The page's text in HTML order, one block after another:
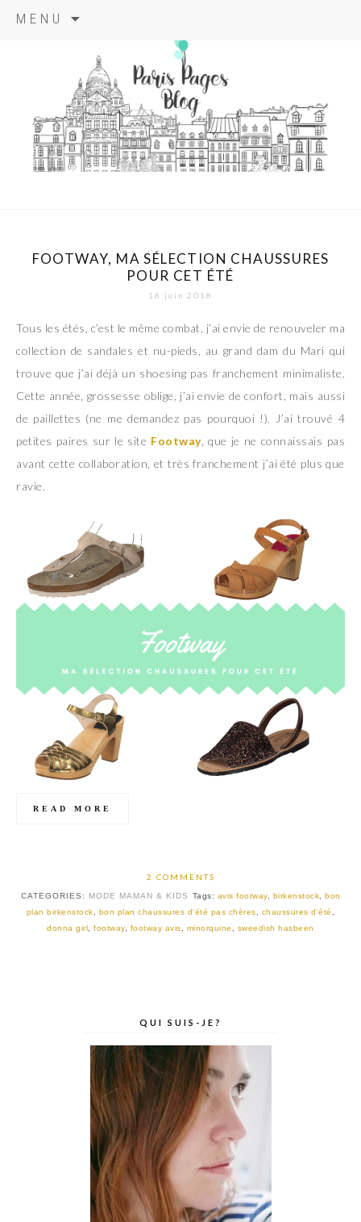
MENU
principal
paris pages
blog
FOOTWAY, MA SÉLECTION CHAUSSURES
POUR CET ÉTÉ
18 juin 2018
Tous les étés, c’est le même combat, j’ai envie de renouveler ma
collection de sandales et nu-pieds, au grand dam du Mari qui
trouve que j’ai déjà un shoesing pas franchement minimaliste.
Cette année, grossesse oblige, j’ai envie de confort, mais aussi
de paillettes (ne me demandez pas pourquoi !). J’ai trouvé 4
petites paires sur le site Footway, que je ne connaissais pas
avant cette collaboration, et très franchement j’ai été plus que
ravie.
READ MORE
2 COMMENTS
CATEGORIES: MODE MAMAN & KIDS Tags: avis footway, birkenstock
bon
plan birkenstock
bon plan chaussures d'été pas chères chaussures d'été
donna girl ,footway, footway avis minorquine sweedish hasbeen
QUI SUIS-JE?